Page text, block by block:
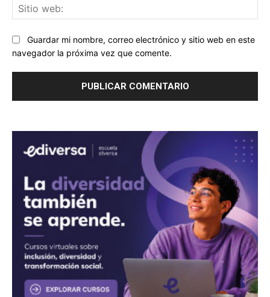
Guardar mi nombre, correo electrónico y sitio web en este
navegador la próxima vez que comente.